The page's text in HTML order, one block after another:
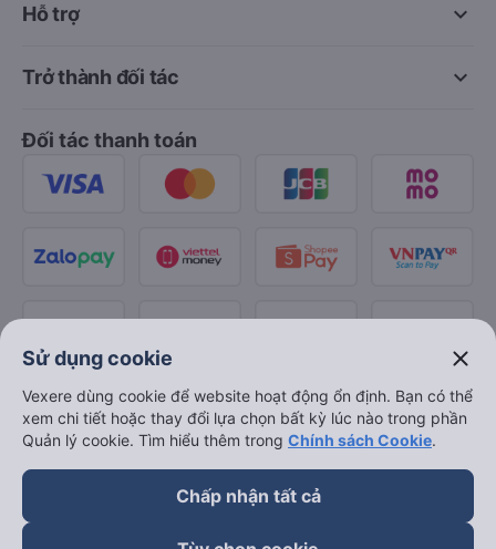
keyboard_arrow_down
Hỗ trợ
keyboard_arrow_down
Trở thành đối tác
Đối tác thanh toán
Sử dụng cookie close
Vexere dùng cookie để website hoạt động ổn định. Bạn có thể
xem chi tiết hoặc thay đổi lựa chọn bất kỳ lúc nào trong phần
Quản lý cookie. Tìm hiểu thêm trong Chính sách Cookie.
Chấp nhận tất cả